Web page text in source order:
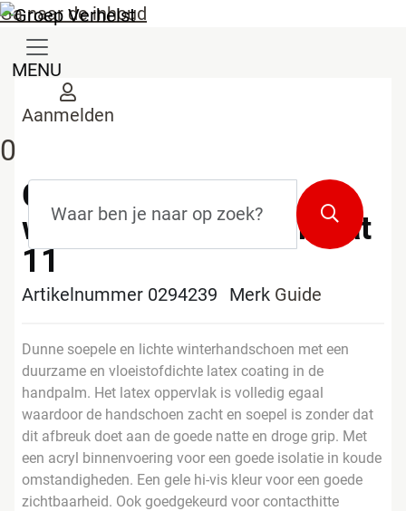
Ga naar de inhoud
MENU
Aanmelden
0
Zoekterm
Zoeken
Guide 159W
winterhandschoen maat
11
Artikelnummer 0294239 Merk Guide
Dunne soepele en lichte winterhandschoen met een
duurzame en vloeistofdichte latex coating in de
handpalm. Het latex oppervlak is volledig egaal
waardoor de handschoen zacht en soepel is zonder dat
dit afbreuk doet aan de goede natte en droge grip. Met
een acryl binnenvoering voor een goede isolatie in koude
omstandigheden. Een gele hi-vis kleur voor een goede
zichtbaarheid. Ook goedgekeurd voor contacthitte